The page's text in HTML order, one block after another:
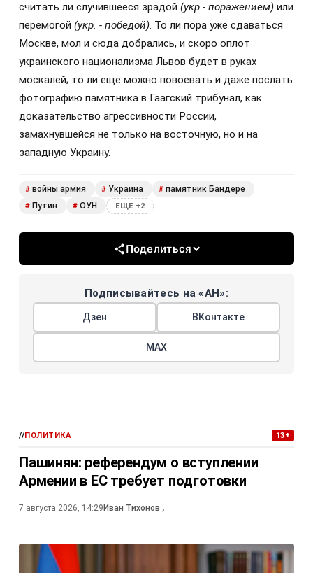
считать ли случившееся зрадой (укр.- поражением) или
перемогой (укр. - победой). То ли пора уже сдаваться
Москве, мол и сюда добрались, и скоро оплот
украинского национализма Львов будет в руках
москалей; то ли еще можно повоевать и даже послать
фотографию памятника в Гаагский трибунал, как
доказательство агрессивности России,
замахнувшейся не только на восточную, но и на
западную Украину.
# войны армия # Украина # памятник Бандере
# Путин # ОУН ЕЩЕ +2
Поделиться
Подписывайтесь на «АН»:
Дзен ВКонтакте
МАХ
//ПОЛИТИКА 13+
Пашинян: референдум о вступлении
Армении в ЕС требует подготовки
7 августа 2026, 14:29 Иван Тихонов ,